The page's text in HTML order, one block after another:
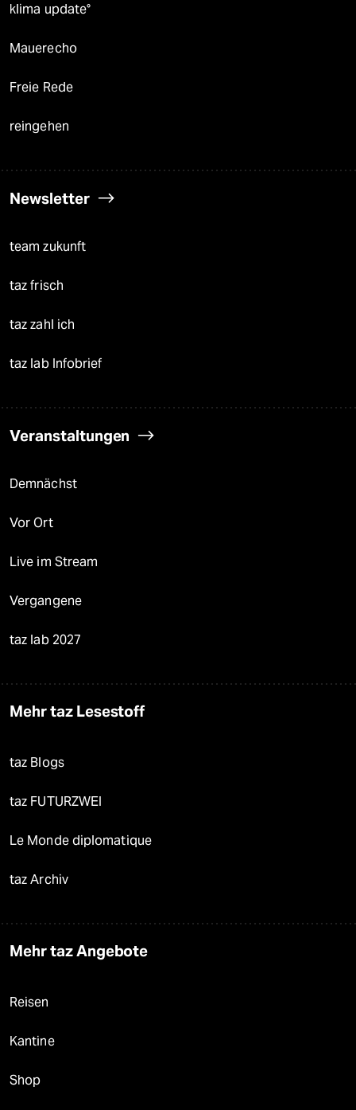
klima update°
Mauerecho
Freie Rede
reingehen
Newsletter
team zukunft
taz frisch
taz zahl ich
taz lab Infobrief
Veranstaltungen
Demnächst
Vor Ort
Live im Stream
Vergangene
taz lab 2027
Mehr taz Lesestoff
taz Blogs
taz FUTURZWEI
Le Monde diplomatique
taz Archiv
Mehr taz Angebote
Reisen
Kantine
Shop